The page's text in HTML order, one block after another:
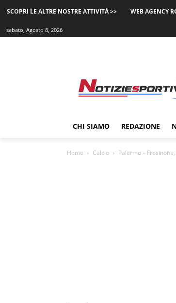
SCOPRI LE ALTRE NOSTRE ATTIVITÀ >> WEB AGENCY
sabato, Agosto 8, 2026
CHI SIAMO REDAZIONE
Home Calcio Palermo –